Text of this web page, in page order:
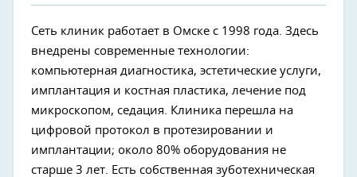
Сеть клиник работает в Омске с 1998 года. Здесь
внедрены современные технологии:
компьютерная диагностика, эстетические услуги,
имплантация и костная пластика, лечение под
микроскопом, седация. Клиника перешла на
цифровой протокол в протезировании и
имплантации; около 80% оборудования не
старше 3 лет. Есть собственная зуботехническая